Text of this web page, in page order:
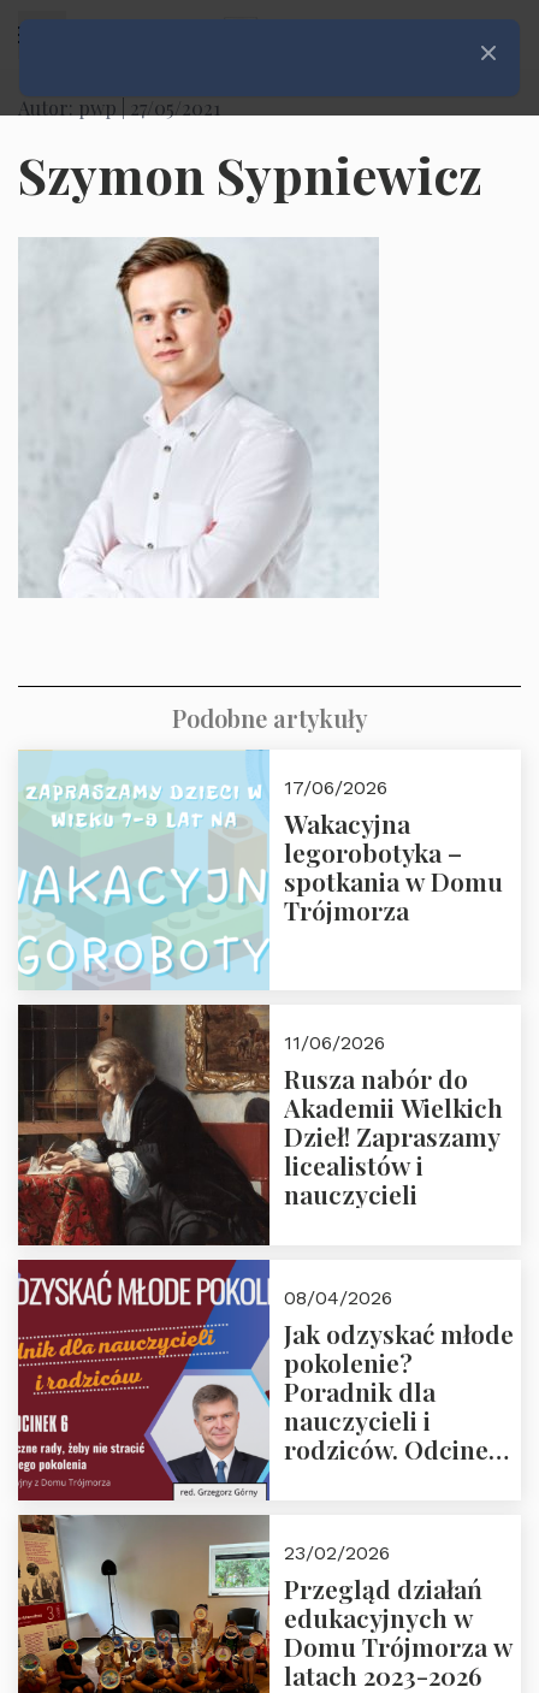
Autor: pwp | 27/05/2021
Szymon Sypniewicz
Podobne artykuły
17/06/2026
Wakacyjna
legorobotyka –
spotkania w Domu
Trójmorza
11/06/2026
Rusza nabór do
Akademii Wielkich
Dzieł! Zapraszamy
licealistów i
nauczycieli
08/04/2026
Jak odzyskać młode
pokolenie?
Poradnik dla
nauczycieli i
rodziców. Odcinek
Rozmawiają red.
Grzegorz Górny i
prof. Michał
Łuczewski
23/02/2026
Przegląd działań
edukacyjnych w
Domu Trójmorza w
latach 2023-2026
Zamknij